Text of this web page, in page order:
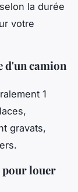
la durée
votre
d'un camion
1
gravats,
pour louer